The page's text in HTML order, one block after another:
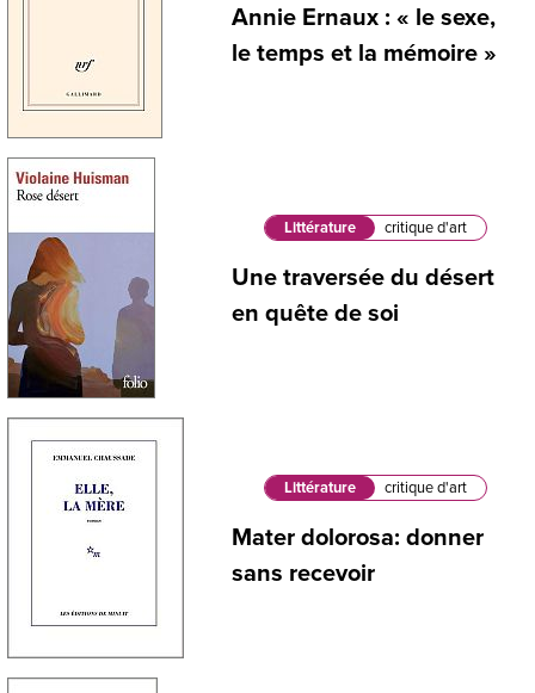
Annie Ernaux : « le sexe,
le temps et la mémoire »
Littérature critique d'art
Une traversée du désert
en quête de soi
Littérature critique d'art
Mater dolorosa: donner
sans recevoir